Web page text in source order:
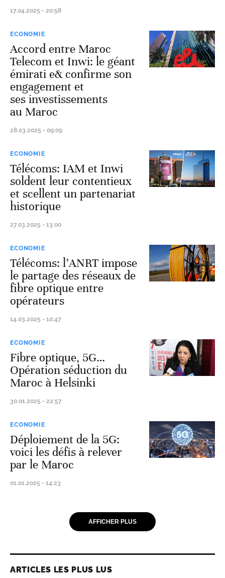
17.04.2025 - 20:58
ECONOMIE
Accord entre Maroc
Telecom et Inwi: le géant
émirati e& confirme son
engagement et
ses investissements
au Maroc
28.03.2025 - 09:09
ECONOMIE
Télécoms: IAM et Inwi
soldent leur contentieux
et scellent un partenariat
historique
27.03.2025 - 13:00
ECONOMIE
Télécoms: l’ANRT impose
le partage des réseaux de
fibre optique entre
opérateurs
14.03.2025 - 10:47
ECONOMIE
Fibre optique, 5G…
Opération séduction du
Maroc à Helsinki
30.01.2025 - 22:57
ECONOMIE
Déploiement de la 5G:
voici les défis à relever
par le Maroc
01.01.2025 - 14:23
AFFICHER PLUS
ARTICLES LES PLUS LUS